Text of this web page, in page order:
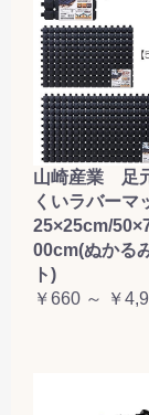
山崎産業 足
くいラバー
25×25cm/
00cm(ぬかる
ト)
￥660 ～ ￥